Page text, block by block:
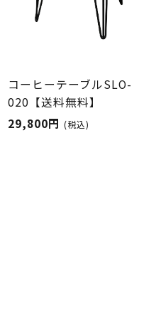
コーヒーテーブルSLO-
020【送料無料】
29,800円(税込)